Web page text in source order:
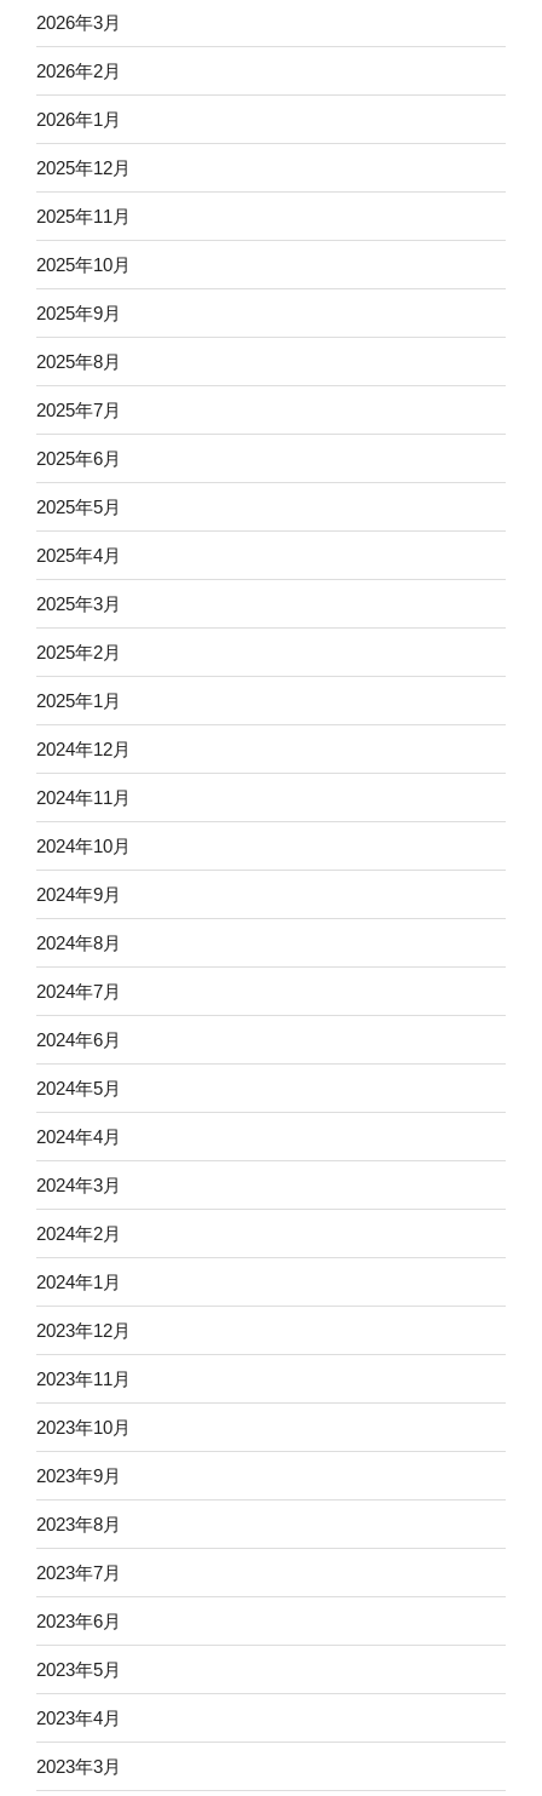
2026年3月
2026年2月
2026年1月
2025年12月
2025年11月
2025年10月
2025年9月
2025年8月
2025年7月
2025年6月
2025年5月
2025年4月
2025年3月
2025年2月
2025年1月
2024年12月
2024年11月
2024年10月
2024年9月
2024年8月
2024年7月
2024年6月
2024年5月
2024年4月
2024年3月
2024年2月
2024年1月
2023年12月
2023年11月
2023年10月
2023年9月
2023年8月
2023年7月
2023年6月
2023年5月
2023年4月
2023年3月